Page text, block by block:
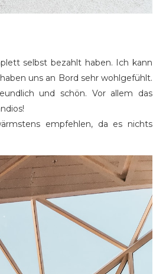
selbst bezahlt haben. Ich kann
uns an Bord sehr wohlgefühlt.
und schön. Vor allem das
empfehlen, da es nichts